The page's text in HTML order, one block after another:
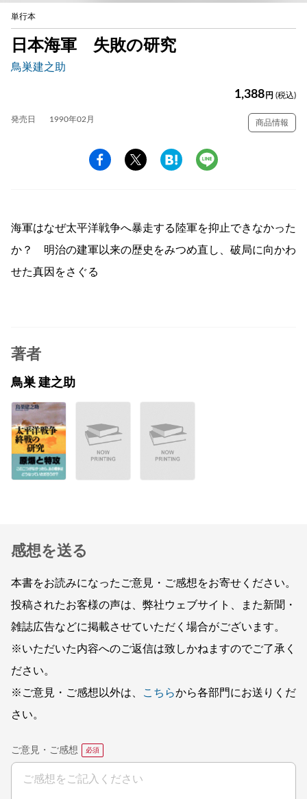
単行本
日本海軍 失敗の研究
鳥巣建之助
1,388 円 (税込)
発売日 1990年02月 商品情報
海軍はなぜ太平洋戦争へ暴走する陸軍を抑止できなかった
か？ 明治の建軍以来の歴史をみつめ直し、破局に向かわ
せた真因をさぐる
著者
鳥巣 建之助
感想を送る
本書をお読みになったご意見・ご感想をお寄せください。
投稿されたお客様の声は、弊社ウェブサイト、また新聞・
雑誌広告などに掲載させていただく場合がございます。
※いただいた内容へのご返信は致しかねますのでご了承く
ださい。
※ご意見・ご感想以外は、
こちらから各部門にお送りくだ
さい。
ご意見・ご感想